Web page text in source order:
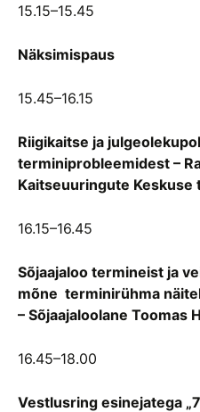
15.15–15.45
Näksimispaus
15.45–16.15
Riigikaitse ja
terminiprobleemidest –
Kaitseuuringute Keskuse
16.15–16.45
Sõjaajaloo termineist ja
mõne terminirühma
– Sõjaajaloolane Toomas
16.45–18.00
Vestlusring esinejatega